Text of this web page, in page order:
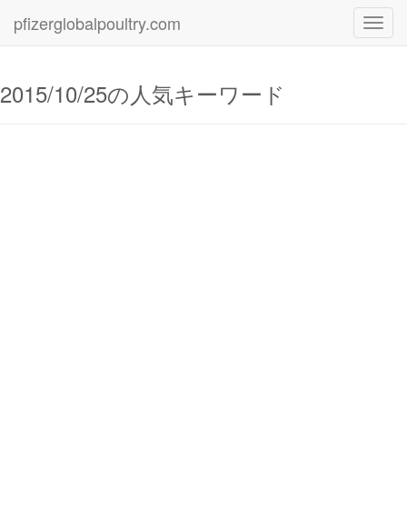
pfizerglobalpoultry.com
2015/10/25の人気キーワード